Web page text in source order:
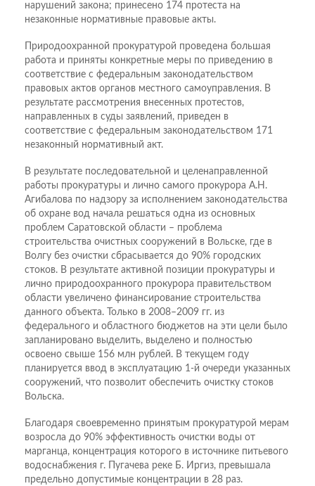
нарушений закона; принесено 174 протеста на
незаконные нормативные правовые акты.
Природоохранной прокуратурой проведена большая
работа и приняты конкретные меры по приведению в
соответствие с федеральным законодательством
правовых актов органов местного самоуправления. В
результате рассмотрения внесенных протестов,
направленных в суды заявлений, приведен в
соответствие с федеральным законодательством 171
незаконный нормативный акт.
В результате последовательной и целенаправленной
работы прокуратуры и лично самого прокурора А.Н.
Агибалова по надзору за исполнением законодательства
об охране вод начала решаться одна из основных
проблем Саратовской области – проблема
строительства очистных сооружений в Вольске, где в
Волгу без очистки сбрасывается до 90% городских
стоков. В результате активной позиции прокуратуры и
лично природоохранного прокурора правительством
области увеличено финансирование строительства
данного объекта. Только в 2008–2009 гг. из
федерального и областного бюджетов на эти цели было
запланировано выделить, выделено и полностью
освоено свыше 156 млн рублей. В текущем году
планируется ввод в эксплуатацию 1-й очереди указанных
сооружений, что позволит обеспечить очистку стоков
Вольска.
Благодаря своевременно принятым прокуратурой мерам
возросла до 90% эффективность очистки воды от
марганца, концентрация которого в источнике питьевого
водоснабжения г. Пугачева реке Б. Иргиз, превышала
предельно допустимые концентрации в 28 раз.